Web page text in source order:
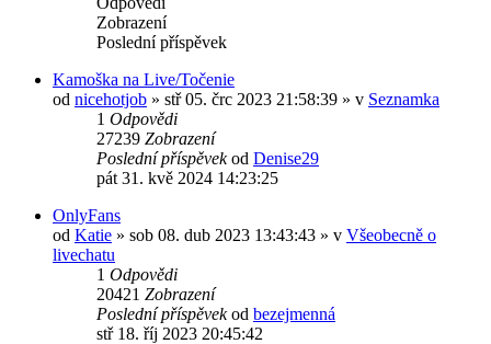
Zobrazení
Poslední příspěvek
Kamoška na Live/Točenie
od nicehotjob » stř 05. črc 2023 21:58:39 » v Seznamka
1 Odpovědi
27239 Zobrazení
Poslední příspěvekod Denise29
pát 31. kvě 2024 14:23:25
OnlyFans
od Katie » sob 08. dub 2023 13:43:43 » v Všeobecně o
livechatu
1 Odpovědi
20421 Zobrazení
Poslední příspěvekod bezejmenná
stř 18. říj 2023 20:45:42